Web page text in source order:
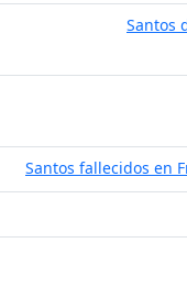
Santos
Santos fallecidos en